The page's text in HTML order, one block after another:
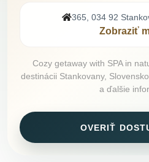
365, 034 92
Zobraziť
Cozy getaway with SPA in
destinácii Stankovany,
a ďalšie
OVERIŤ